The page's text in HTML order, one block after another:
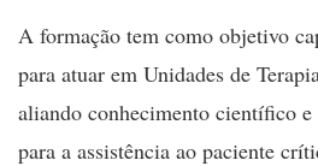
A formação tem como objetivo
para atuar em Unidades de
aliando conhecimento científico
para a assistência ao paciente